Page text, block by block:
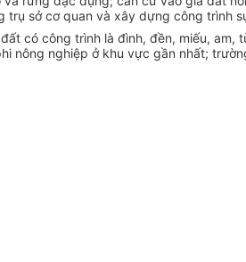
sở cơ quan và xây dựng công trình
có công trình là đình, đền, miếu,
nông nghiệp ở khu vực gần nhất;